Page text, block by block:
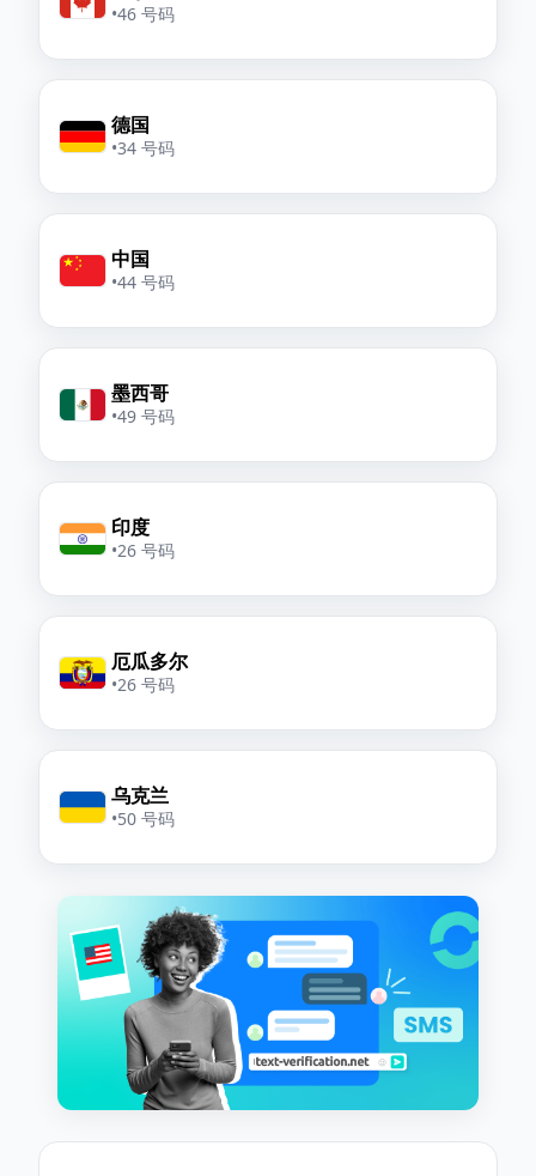
•46 号码
德国
•34 号码
中国
•44 号码
墨西哥
•49 号码
印度
•26 号码
厄瓜多尔
•26 号码
乌克兰
•50 号码